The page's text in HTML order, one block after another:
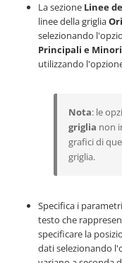
La sezione Linee
linee della griglia
selezionando
Principali e Minori
utilizzando
Nota: le
griglia non
grafici di
griglia.
Specifica i
testo che
specificare la
dati selezionando